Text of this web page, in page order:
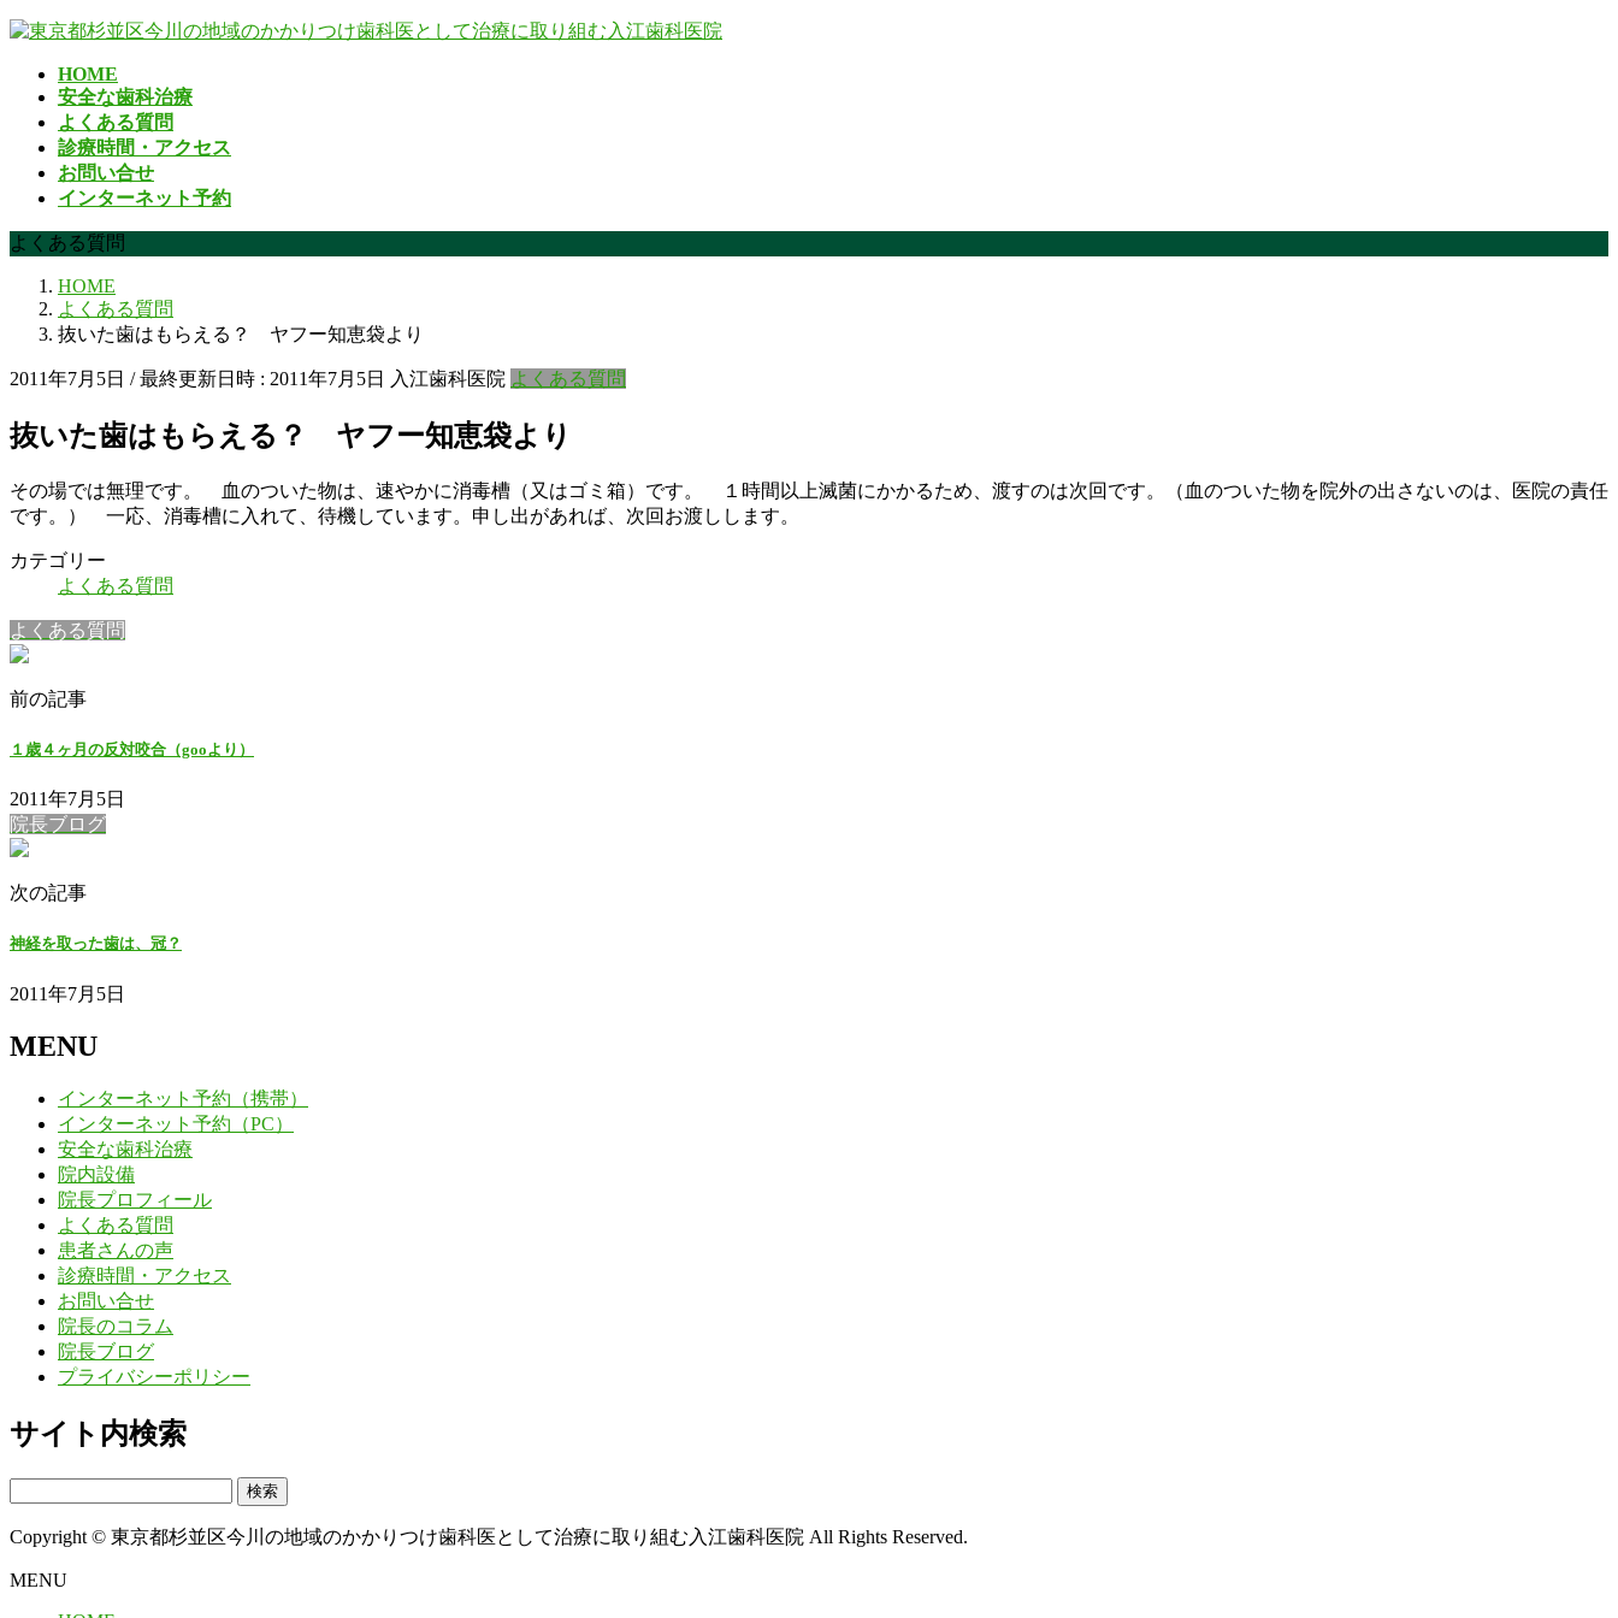
コ
ッ
プ
ナ
移
動
HOME
安全な歯科治療
よくある質問
診療時間・アクセス
お問い合せ
インターネット予約
よくある質問
HOME
よくある質問
抜いた歯はもらえる？ ヤフー知恵袋より
2011年7月5日 / 最終更新日時 : 2011年7月5日 入江歯科医院 よくある質問
抜いた歯はもらえる？ ヤフー知恵袋より
その場では無理です。 血のついた物は、速やかに消毒槽（又はゴミ箱）です。 １時間以上滅菌にかかるため、渡すのは次回です。（血のついた物を院外の出さないのは、医院の責任
です。） 一応、消毒槽に入れて、待機しています。申し出があれば、次回お渡しします。
カテゴリー
よくある質問
よくある質問
前の記事
１歳４ヶ月の反対咬合（gooより）
2011年7月5日
院長ブログ
次の記事
神経を取った歯は、冠？
2011年7月5日
MENU
インターネット予約（携帯）
インターネット予約（PC）
安全な歯科治療
院内設備
院長プロフィール
よくある質問
患者さんの声
診療時間・アクセス
お問い合せ
院長のコラム
院長ブログ
プライバシーポリシー
サイト内検索
Copyright © 東京都杉並区今川の地域のかかりつけ歯科医として治療に取り組む入江歯科医院 All Rights Reserved.
MENU